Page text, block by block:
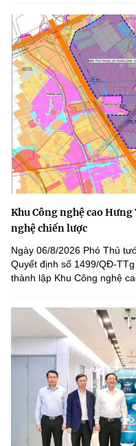
Khu Công nghệ cao
nghệ chiến lược
Ngày 06/8/2026 Phó Thủ
Quyết định số 1499/QĐ-
thành lập Khu Công nghệ